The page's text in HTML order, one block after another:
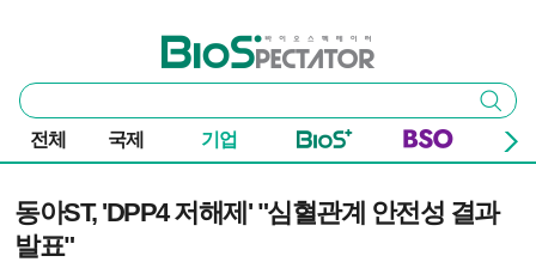
바이오스펙테이터
통
합
검
색
검색
전체 국제 기업
동아ST, 'DPP4 저해제' "심혈관계 안전성 결과
발표"